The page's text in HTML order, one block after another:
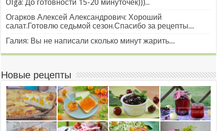
Olga: До готовности 15-20 минуточек)))...
Огарков Алексей Александрович: Хороший
салат.Готовлю седьмой сезон.Спасибо за рецепты....
Галия: Вы не написали сколько минут жарить....
Новые рецепты